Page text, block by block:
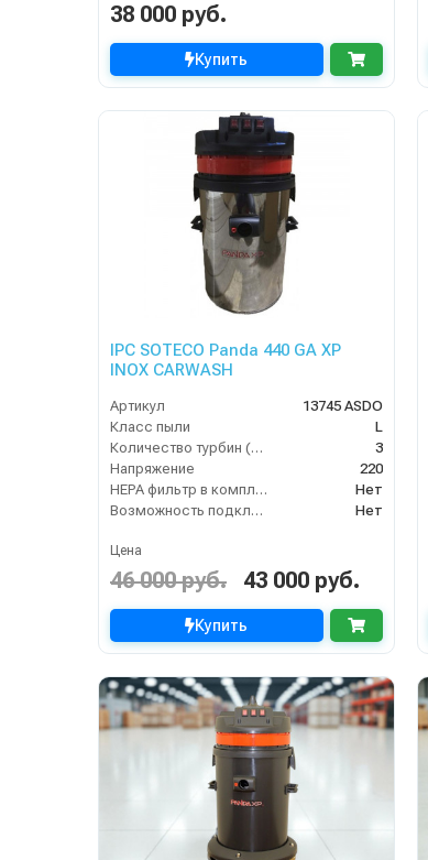
38 000 руб.
Купить
IPC SOTECO Panda 440 GA XP
INOX CARWASH
Артикул
13745 ASDO
Класс пыли
L
Количество турбин (шт)
3
Напряжение
220
HEPA фильтр в комплекте
Нет
Возможность подключения электрощетки
Нет
Цена
46 000 руб. 43 000 руб.
Купить